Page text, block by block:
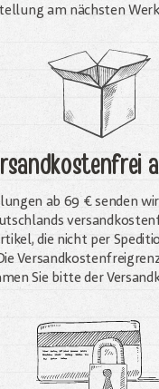
am nächsten
ab 69 € senden
die nicht per
Sie bitte der